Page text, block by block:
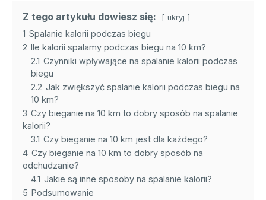
Z tego artykułu dowiesz się: ukryj
1 Spalanie kalorii podczas biegu
2 Ile kalorii spalamy podczas biegu na 10 km?
2.1 Czynniki wpływające na spalanie kalorii podczas
biegu
2.2 Jak zwiększyć spalanie kalorii podczas biegu na
10 km?
3 Czy bieganie na 10 km to dobry sposób na spalanie
kalorii?
3.1 Czy bieganie na 10 km jest dla każdego?
4 Czy bieganie na 10 km to dobry sposób na
odchudzanie?
4.1 Jakie są inne sposoby na spalanie kalorii?
5 Podsumowanie